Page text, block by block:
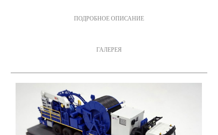
ПОДРОБНОЕ ОПИСАНИЕ
ГАЛЕРЕЯ